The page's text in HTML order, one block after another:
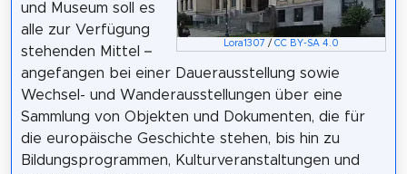
Lora1307 /CC BY-SA 4.0
und Museum soll es
alle zur Verfügung
stehenden Mittel –
angefangen bei einer Dauerausstellung sowie
Wechsel- und Wanderausstellungen über eine
Sammlung von Objekten und Dokumenten, die für
die europäische Geschichte stehen, bis hin zu
Bildungsprogrammen, Kulturveranstaltungen und